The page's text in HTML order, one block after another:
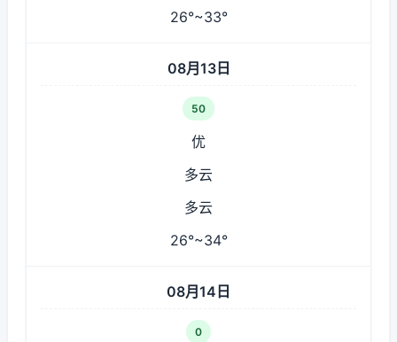
26°~33°
08月13日
50
优
多云
多云
26°~34°
08月14日
0